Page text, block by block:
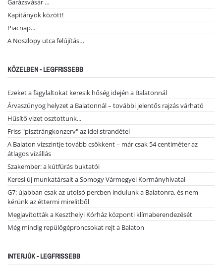
Garázsvásár …
Kapitányok között!
Piacnap...
A Noszlopy utca felújítás…
KÖZELBEN - LEGFRISSEBB
Ezeket a fagylaltokat keresik hőség idején a Balatonnál
Árvaszúnyog helyzet a Balatonnál – további jelentős rajzás várható
Hűsítő vizet osztottunk...
Friss "pisztrángkonzerv" az idei strandétel
A Balaton vízszintje tovább csökkent – már csak 54 centiméter az
átlagos vízállás
Szakember: a kútfúrás buktatói
Keresi új munkatársait a Somogy Vármegyei Kormányhivatal
G7: újabban csak az utolsó percben indulunk a Balatonra, és nem
kérünk az éttermi mirelitből
Megjavították a Keszthelyi Kórház központi klímaberendezését
Még mindig repülőgéproncsokat rejt a Balaton
INTERJÚK - LEGFRISSEBB